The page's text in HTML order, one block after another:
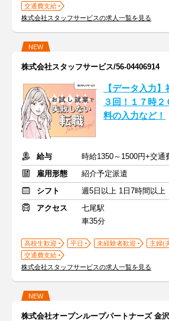
交通費支給
株式会社スタッフサービスの求人一覧を見る
NEW
株式会社スタッフサービス/56-04406914
【データ入力
３回！１７時
料の入力など！
給与
時給1350～1500円+交通
雇用形態
紹介予定派遣
シフト
週5日以上 1日7時間以上
アクセス
七尾駅
車35分
高校生歓迎 平日 未経験者歓迎
主婦(
交通費支給
株式会社スタッフサービスの求人一覧を見る
NEW
株式会社オープンループパートナーズ 金